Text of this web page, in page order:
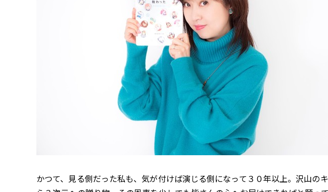
かつて、見る側だった私も、気が付けば演じる側になって３０年以上。沢山